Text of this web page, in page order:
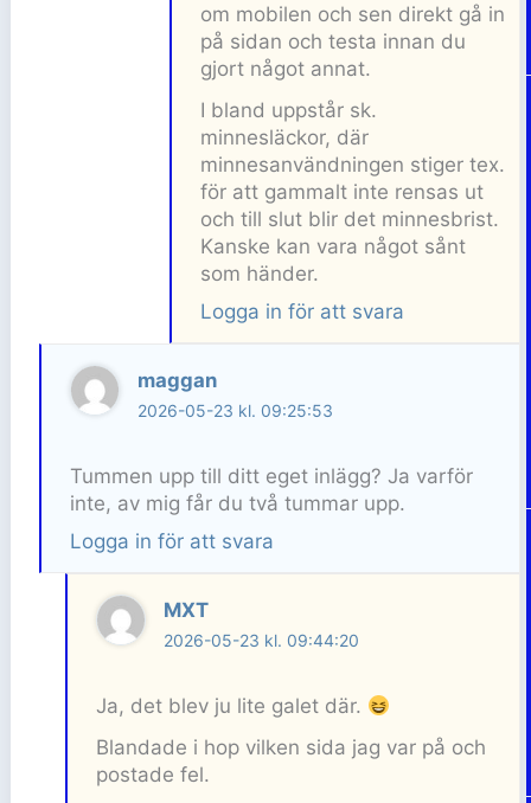
om mobilen och sen direkt gå in
på sidan och testa innan du
gjort något annat.
I bland uppstår sk.
minnesläckor, där
minnesanvändningen stiger tex.
för att gammalt inte rensas ut
och till slut blir det minnesbrist.
Kanske kan vara något sånt
som händer.
Logga in för att svara
maggan
2026-05-23 kl. 09:25:53
Tummen upp till ditt eget inlägg? Ja varför
inte, av mig får du två tummar upp.
Logga in för att svara
MXT
2026-05-23 kl. 09:44:20
Ja, det blev ju lite galet där.
Blandade i hop vilken sida jag var på och
postade fel.